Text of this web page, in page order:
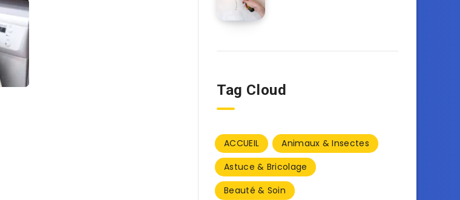
Tag Cloud
ACCUEIL
Animaux & Insectes
Astuce & Bricolage
Beauté & Soin